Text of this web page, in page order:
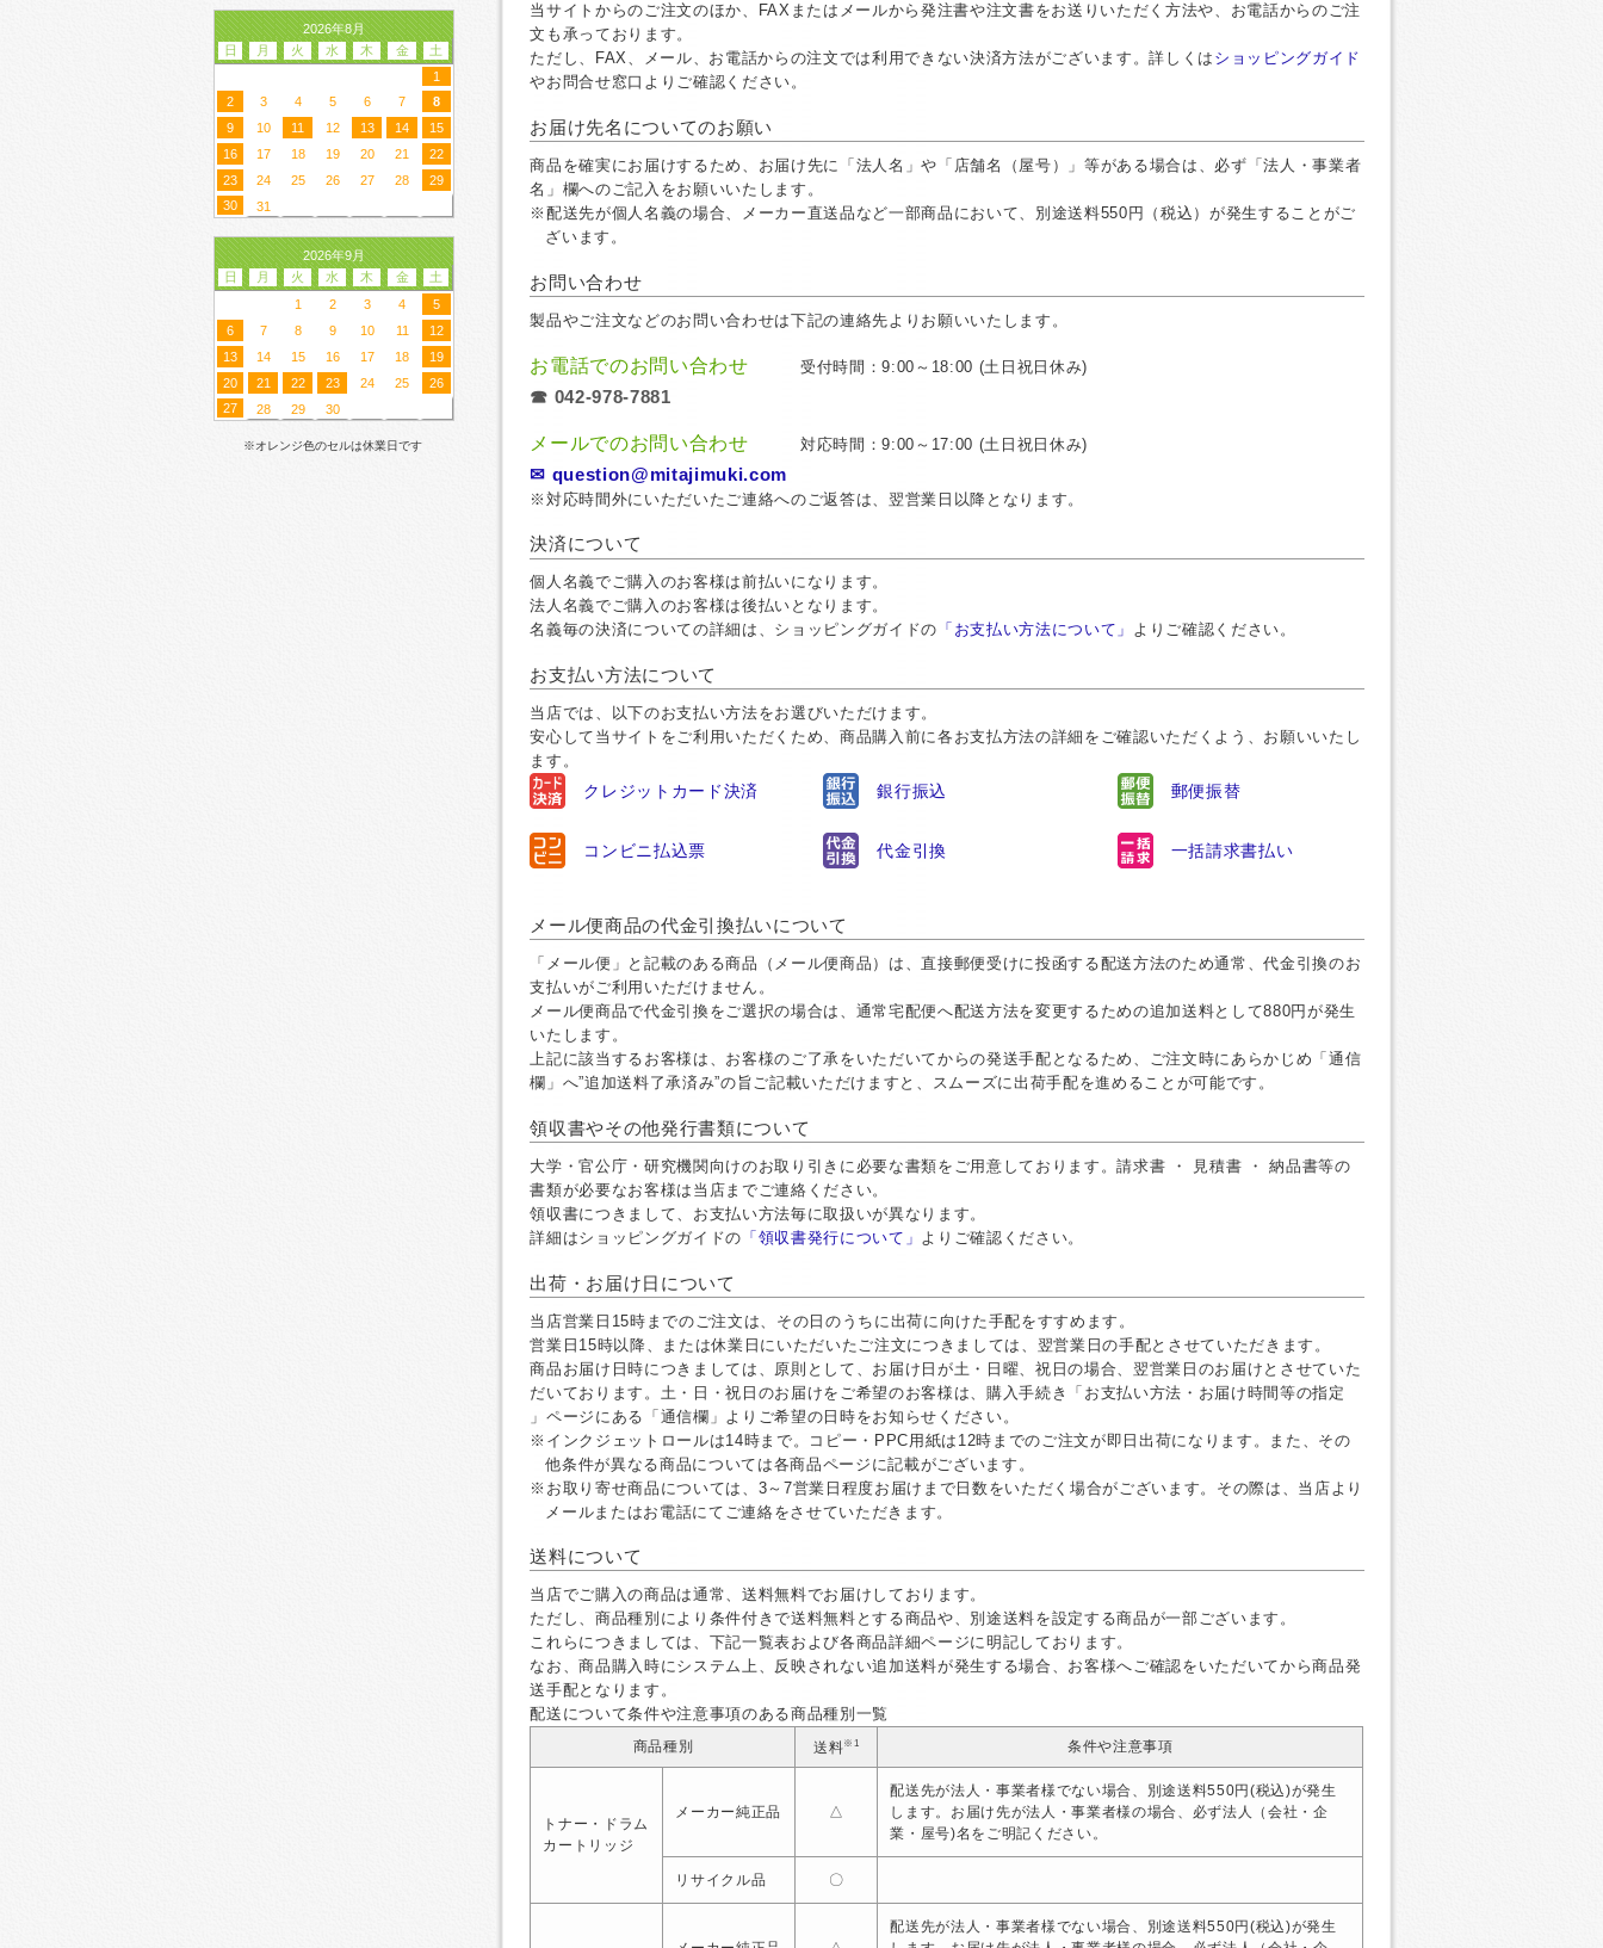
2026年8月
日
月 火 水 木 金
土
1
2
3 4 5 6 7
8
9
10 11 12 13 14
15
16
17 18 19 20 21
22
23
24 25 26 27 28
29
30
31
2026年9月
日
月 火 水 木 金
土
1
2 3 4
5
6
7 8 9 10 11
12
13
14 15 16 17 18
19
20
21 22 23 24 25
26
27
28 29 30
※オレンジ色のセルは休業日です
当サイトからのご注文のほか、FAXまたはメールから発注書や注文書をお送りいただく方法や、お電話からのご注
文も承っております。
ただし、FAX、メール、お電話からの注文では利用できない決済方法がございます。詳しくは ショッピングガイド
やお問合せ窓口よりご確認ください。
お届け先名についてのお願い
商品を確実にお届けするため、お届け先に「法人名」や「店舗名（屋号）」等がある場合は、必ず「法人・事業者
名」欄へのご記入をお願いいたします。
※配送先が個人名義の場合、メーカー直送品など一部商品において、別途送料550円（税込）が発生することがご
ざいます。
お問い合わせ
製品やご注文などのお問い合わせは下記の連絡先よりお願いいたします。
お電話でのお問い合わせ 受付時間：9:00～18:00 (土日祝日休み)
☎ 042-978-7881
メールでのお問い合わせ 対応時間：9:00～17:00 (土日祝日休み)
✉ question@mitajimuki.com
※対応時間外にいただいたご連絡へのご返答は、翌営業日以降となります。
決済について
個人名義でご購入のお客様は前払いになります。
法人名義でご購入のお客様は後払いとなります。
名義毎の決済についての詳細は、ショッピングガイドの 「お支払い方法について」 よりご確認ください。
お支払い方法について
当店では、以下のお支払い方法をお選びいただけます。
安心して当サイトをご利用いただくため、商品購入前に各お支払方法の詳細をご確認いただくよう、お願いいたし
ます。
クレジットカード決済 銀行振込 郵便振替
コンビニ払込票 代金引換 一括請求書払い
メール便商品の代金引換払いについて
「メール便」と記載のある商品（メール便商品）は、直接郵便受けに投函する配送方法のため通常、代金引換のお
支払いがご利用いただけません。
メール便商品で代金引換をご選択の場合は、通常宅配便へ配送方法を変更するための追加送料として880円が発生
いたします。
上記に該当するお客様は、お客様のご了承をいただいてからの発送手配となるため、ご注文時にあらかじめ「通信
欄」へ”追加送料了承済み”の旨ご記載いただけますと、スムーズに出荷手配を進めることが可能です。
領収書やその他発行書類について
大学・官公庁・研究機関向けのお取り引きに必要な書類をご用意しております。請求書 ・ 見積書 ・ 納品書等の
書類が必要なお客様は当店までご連絡ください。
領収書につきまして、お支払い方法毎に取扱いが異なります。
詳細はショッピングガイドの 「領収書発行について」 よりご確認ください。
出荷・お届け日について
当店営業日15時までのご注文は、その日のうちに出荷に向けた手配をすすめます。
営業日15時以降、または休業日にいただいたご注文につきましては、翌営業日の手配とさせていただきます。
商品お届け日時につきましては、原則として、お届け日が土・日曜、祝日の場合、翌営業日のお届けとさせていた
だいております。土・日・祝日のお届けをご希望のお客様は、購入手続き「お支払い方法・お届け時間等の指定
」ページにある「通信欄」よりご希望の日時をお知らせください。
※インクジェットロールは14時まで。コピー・PPC用紙は12時までのご注文が即日出荷になります。また、その
他条件が異なる商品については各商品ページに記載がございます。
※お取り寄せ商品については、3～7営業日程度お届けまで日数をいただく場合がございます。その際は、当店より
メールまたはお電話にてご連絡をさせていただきます。
送料について
当店でご購入の商品は通常、送料無料でお届けしております。
ただし、商品種別により条件付きで送料無料とする商品や、別途送料を設定する商品が一部ございます。
これらにつきましては、下記一覧表および各商品詳細ページに明記しております。
なお、商品購入時にシステム上、反映されない追加送料が発生する場合、お客様へご確認をいただいてから商品発
送手配となります。
配送について条件や注意事項のある商品種別一覧
商品種別 送料※1 条件や注意事項
トナー・ドラム
カートリッジ
メーカー純正品 △
配送先が法人・事業者様でない場合、別途送料550円(税込)が発生
します。お届け先が法人・事業者様の場合、必ず法人（会社・企
業・屋号)名をご明記ください。
リサイクル品 〇
配送先が法人・事業者様でない場合、別途送料550円(税込)が発生